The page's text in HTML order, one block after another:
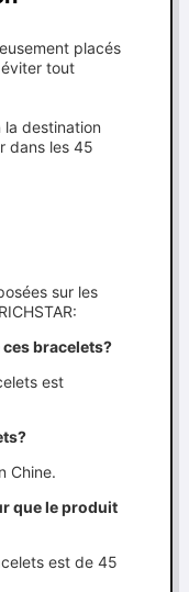
placés
tout
destination
dans les 45
sur les
ces bracelets?
est
Chine.
que le produit
est de 45